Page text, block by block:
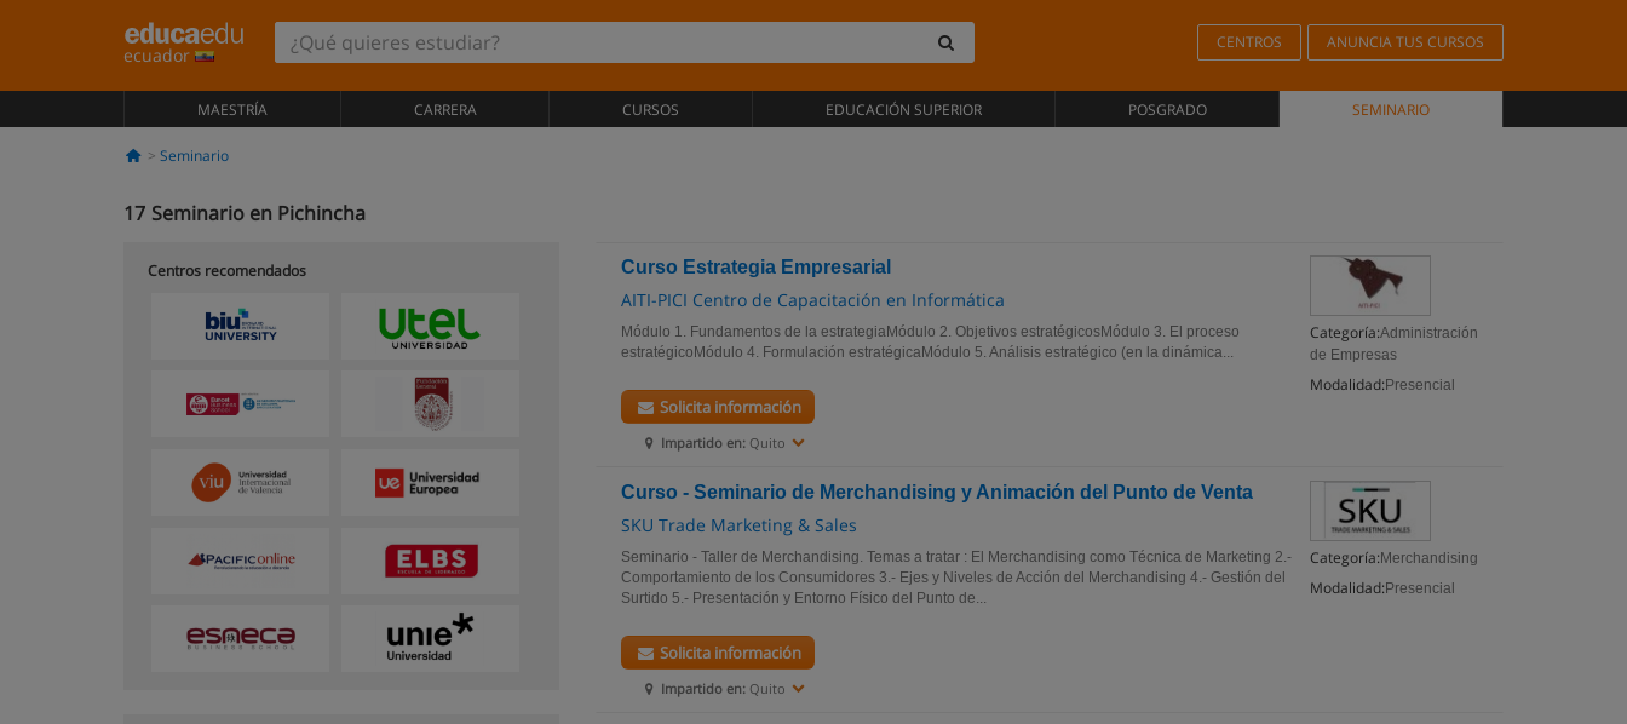
ecuador
CENTROS ANUNCIA TUS CURSOS
MAESTRÍA CARRERA CURSOS EDUCACIÓN SUPERIOR POSGRADO SEMINARIO
Seminario
17 Seminario en Pichincha
Curso Estrategia Empresarial
AITI-PICI Centro de Capacitación en Informática
Categoría:Administración
de Empresas
Modalidad: Presencial
Módulo 1. Fundamentos de la estrategiaMódulo 2. Objetivos estratégicosMódulo 3. El proceso
estratégicoMódulo 4. Formulación estratégicaMódulo 5. Análisis estratégico (en la dinámica...
Impartido en: Quito
Solicita información
Curso - Seminario de Merchandising y Animación del Punto de Venta
SKU Trade Marketing & Sales
Categoría: Merchandising
Modalidad: Presencial
Seminario - Taller de Merchandising. Temas a tratar : El Merchandising como Técnica de Marketing 2.-
Comportamiento de los Consumidores 3.- Ejes y Niveles de Acción del Merchandising 4.- Gestión del
Surtido 5.- Presentación y Entorno Físico del Punto de...
Impartido en: Quito
Solicita información
Centros recomendados